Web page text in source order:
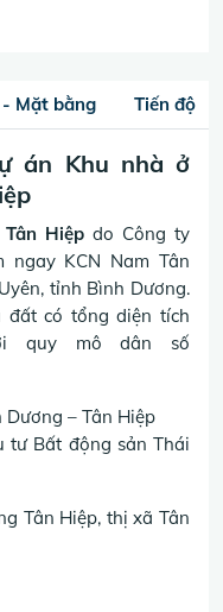
Mặt bằng Tiến độ
án Khu nhà ở
Hiệpdo Công ty
KCN Nam Tân
tỉnh Bình Dương.
đất có tổng diện tích
quy mô dân số
Dương – Tân Hiệp
tư Bất động sản Thái
Tân Hiệp, thị xã Tân